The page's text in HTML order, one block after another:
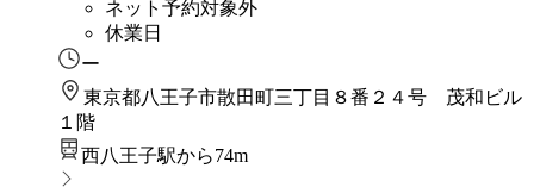
ネット予約対象外
休業日
ー
東京都八王子市散田町三丁目８番２４号 茂和ビル
１階
西八王子駅から74m